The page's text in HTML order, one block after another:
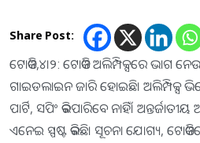
Share Post:
ଟୋକିଓ,୪।୨: ଟୋକିଓ ଅଲିମ୍ପିକ୍ସରେ ଭାଗ
ଗାଇଡଲାଇନ ଜାରି ହୋଇଛି। ଅଲିମ୍ପିକ୍ସ
ପାର୍ଟି, ସପିଂ କରିପାରିବେ ନାହିଁ।
ଏନେଇ ସ୍ପଷ୍ଟ କରିଛି। ସୂଚନା ଯୋଗ୍ୟ,